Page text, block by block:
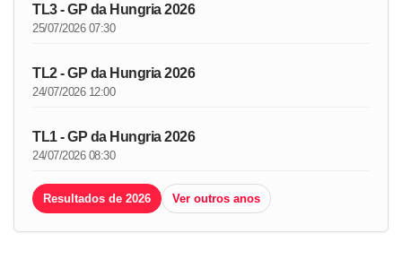
TL3 - GP da Hungria 2026
25/07/2026 07:30
TL2 - GP da Hungria 2026
24/07/2026 12:00
TL1 - GP da Hungria 2026
24/07/2026 08:30
Resultados de 2026 Ver outros anos